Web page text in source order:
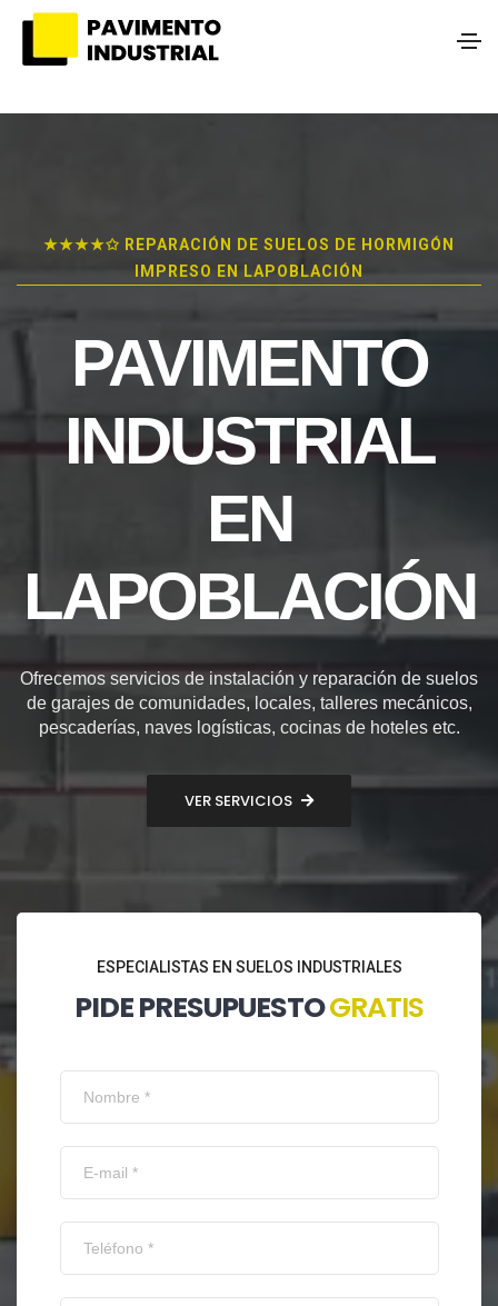
★★★★✩ REPARACIÓN DE SUELOS DE HORMIGÓN
IMPRESO EN LAPOBLACIÓN
PAVIMENTO
INDUSTRIAL
EN
LAPOBLACIÓN
Ofrecemos servicios de instalación y reparación de suelos
de garajes de comunidades, locales, talleres mecánicos,
pescaderías, naves logísticas, cocinas de hoteles etc.
VER SERVICIOS
ESPECIALISTAS EN SUELOS INDUSTRIALES
PIDE PRESUPUESTOGRATIS